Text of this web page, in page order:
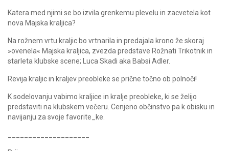
Katera med njimi se bo izvila grenkemu plevelu in zacvetela kot
nova Majska kraljica?
Na rožnem vrtu kraljic bo vrtnarila in predajala krono že skoraj
»ovenela« Majska kraljica, zvezda predstave Rožnati Trikotnik in
starleta klubske scene; Luca Skadi aka Babsi Adler.
Revija kraljic in kraljev preobleke se prične točno ob polnoči!
K sodelovanju vabimo kraljice in kralje preobleke, ki se želijo
predstaviti na klubskem večeru. Cenjeno občinstvo pa k obisku in
navijanju za svoje favorite_ke.